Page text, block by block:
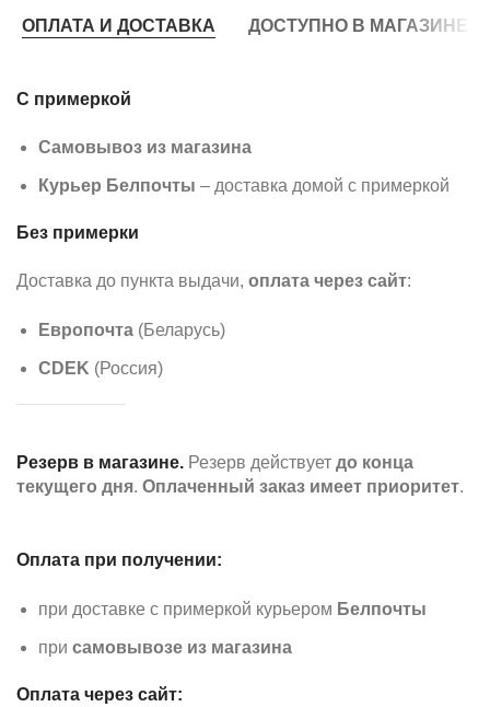
ОПЛАТА И ДОСТАВКА ДОСТУПНО В МАГАЗИНЕ
С примеркой
Самовывоз из магазина
Курьер Белпочты – доставка домой с примеркой
Без примерки
Доставка до пункта выдачи, оплата через сайт:
Европочта (Беларусь)
CDEK (Россия)
Резерв в магазине. Резерв действует до конца
текущего дня. Оплаченный заказ имеет приоритет.
Оплата при получении:
при доставке с примеркой курьером Белпочты
при самовывозе из магазина
Оплата через сайт: